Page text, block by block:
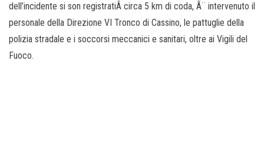
dell’incidente si son registratiÂ circa 5 km di coda, Ã¨ intervenuto il
personale della Direzione VI Tronco di Cassino, le pattuglie della
polizia stradale e i soccorsi meccanici e sanitari, oltre ai Vigili del
Fuoco.